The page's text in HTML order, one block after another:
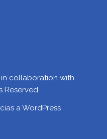
collaboration with
Reserved.
aWordPress